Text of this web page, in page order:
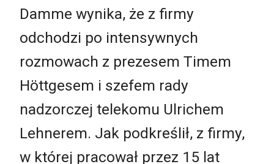
Damme wynika, że z firmy
odchodzi po intensywnych
rozmowach z prezesem Timem
Höttgesem i szefem rady
nadzorczej telekomu Ulrichem
Lehnerem. Jak podkreślił, z firmy,
w której pracował przez 15 lat